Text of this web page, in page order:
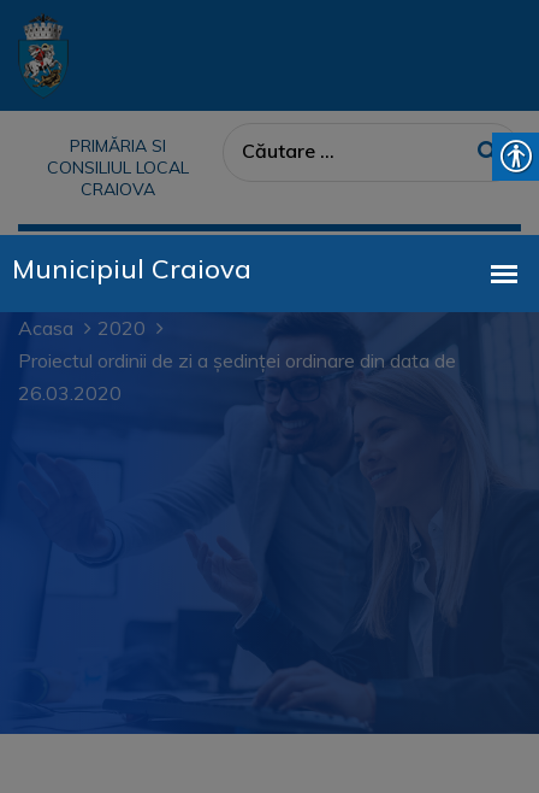
PRIMĂRIA SI
CONSILIUL LOCAL
CRAIOVA
Acasa
2020
Proiectul ordinii de zi a ședinței ordinare din data de
26.03.2020